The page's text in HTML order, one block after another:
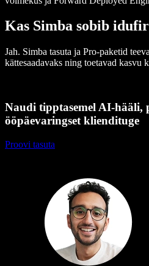
Kas Simba sobib
Jah. Simba tasuta ja Pro-paketid
kättesaadavaks ning toetavad kasvu
Naudi tipptasemel AI-hääli,
ööpäevaringset kliendituge
Proovi tasuta